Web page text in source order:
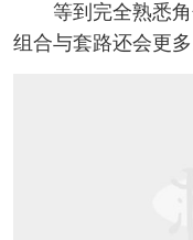
等到完全熟悉角
组合与套路还会更多